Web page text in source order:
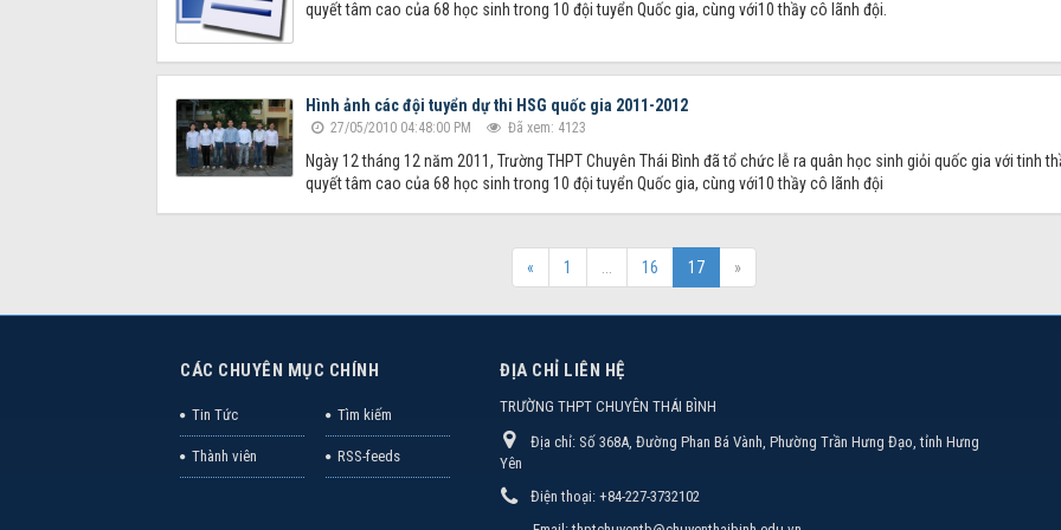
quyết tâm cao của 68 học sinh trong 10 đội tuyển Quốc gia, cùng với10 thầy cô lãnh đội.
Hình ảnh các đội tuyển dự thi HSG quốc gia 2011-2012
27/05/2010 04:48:00 PM Đã xem: 4123
Ngày 12 tháng 12 năm 2011, Trường THPT Chuyên Thái Bình đã tổ chức lễ ra quân học sinh giỏi quốc gia với tinh
quyết tâm cao của 68 học sinh trong 10 đội tuyển Quốc gia, cùng với10 thầy cô lãnh đội
« 1 16 17 »
CÁC CHUYÊN MỤC CHÍNH
Tin Tức Tìm kiếm
Thành viên RSS-feeds
ĐỊA CHỈ LIÊN HỆ
TRƯỜNG THPT CHUYÊN THÁI BÌNH
Địa chỉ: Số 368A, Đường Phan Bá Vành, Phường Trần Hưng Đạo, tỉnh Hưng
Yên
Điện thoại: +84-227-3732102